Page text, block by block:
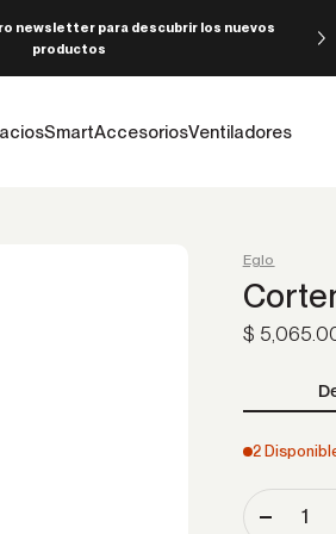
newsletter para descubrir los nuevos
productos
SmartAccesoriosVentiladores
Eglo
Precio de
$
2